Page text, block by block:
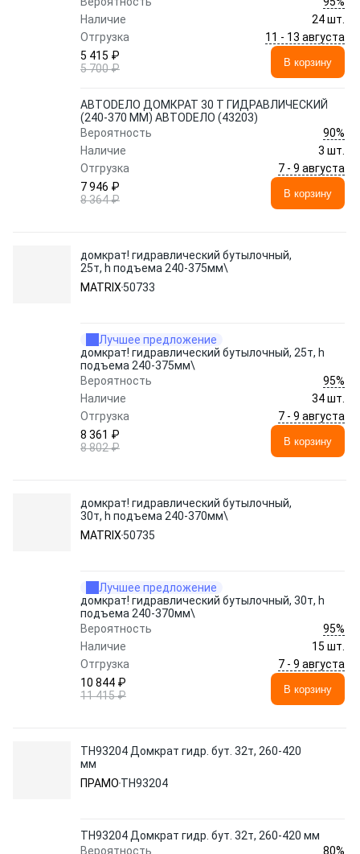
Наличие
24 шт.
Отгрузка
11 - 13 августа
5 415 ₽
5 700 ₽
В корзину
АВТОDЕЛО ДОМКРАТ 30 Т ГИДРАВЛИЧЕСКИЙ
(240-370 ММ) АВТОDЕЛО (43203)
Вероятность
90%
Наличие
3 шт.
Отгрузка
7 - 9 августа
7 946 ₽
8 364 ₽
В корзину
домкрат! гидравлический бутылочный,
25т, h подъема 240-375мм\
MATRIX 50733
Лучшее предложение
домкрат! гидравлический бутылочный, 25т, h
подъема 240-375мм\
Вероятность
95%
Наличие
34 шт.
Отгрузка
7 - 9 августа
8 361 ₽
8 802 ₽
В корзину
домкрат! гидравлический бутылочный,
30т, h подъема 240-370мм\
MATRIX 50735
Лучшее предложение
домкрат! гидравлический бутылочный, 30т, h
подъема 240-370мм\
Вероятность
95%
Наличие
15 шт.
Отгрузка
7 - 9 августа
10 844 ₽
11 415 ₽
В корзину
TH93204 Домкрат гидр. бут. 32т, 260-420
мм
ПРАМО TH93204
TH93204 Домкрат гидр. бут. 32т, 260-420 мм
Вероятность
80%